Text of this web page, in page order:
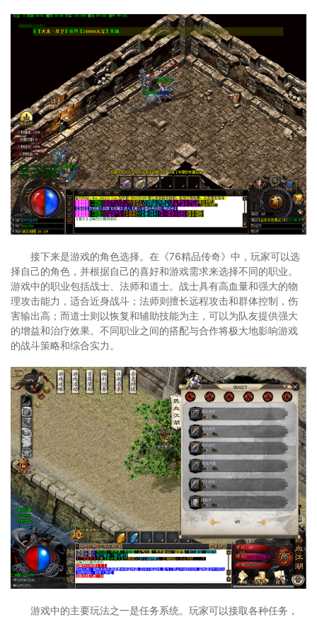
接下来是游戏的角色选择。在《76精品传奇》中，玩家可以选
择自己的角色，并根据自己的喜好和游戏需求来选择不同的职业。
游戏中的职业包括战士、法师和道士。战士具有高血量和强大的物
理攻击能力，适合近身战斗；法师则擅长远程攻击和群体控制，伤
害输出高；而道士则以恢复和辅助技能为主，可以为队友提供强大
的增益和治疗效果。不同职业之间的搭配与合作将极大地影响游戏
的战斗策略和综合实力。
游戏中的主要玩法之一是任务系统。玩家可以接取各种任务，